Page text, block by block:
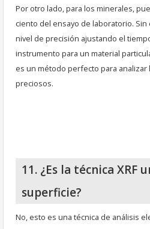
Por otro lado, para los minerales,
ciento del ensayo de laboratorio.
nivel de precisión ajustando el
instrumento para un material
es un método perfecto para analizar
preciosos.
11. ¿Es la técnica XRF
superficie?
No, esto es una técnica de análisis